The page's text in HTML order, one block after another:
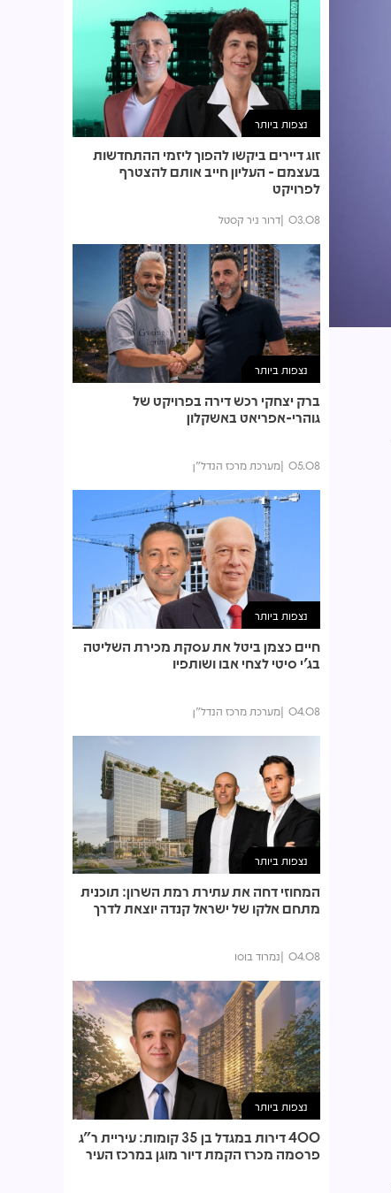
נצפות ביותר
זוג דיירים ביקשו להפוך ליזמי ההתחדשות
בעצמם - העליון חייב אותם להצטרף
לפרויקט
03.08 דרור ניר קסטל
נצפות ביותר
ברק יצחקי רכש דירה בפרויקט של
גוהרי-אפריאט באשקלון
05.08 מערכת מרכז הנדל"ן
נצפות ביותר
חיים כצמן ביטל את עסקת מכירת השליטה
בג'י סיטי לצחי אבו ושותפיו
04.08 מערכת מרכז הנדל"ן
נצפות ביותר
המחוזי דחה את עתירת רמת השרון: תוכנית
מתחם אלקו של ישראל קנדה יוצאת לדרך
04.08 נמרוד בוסו
נצפות ביותר
400 דירות במגדל בן 35 קומות: עיריית ר"ג
פרסמה מכרז הקמת דיור מוגן במרכז העיר